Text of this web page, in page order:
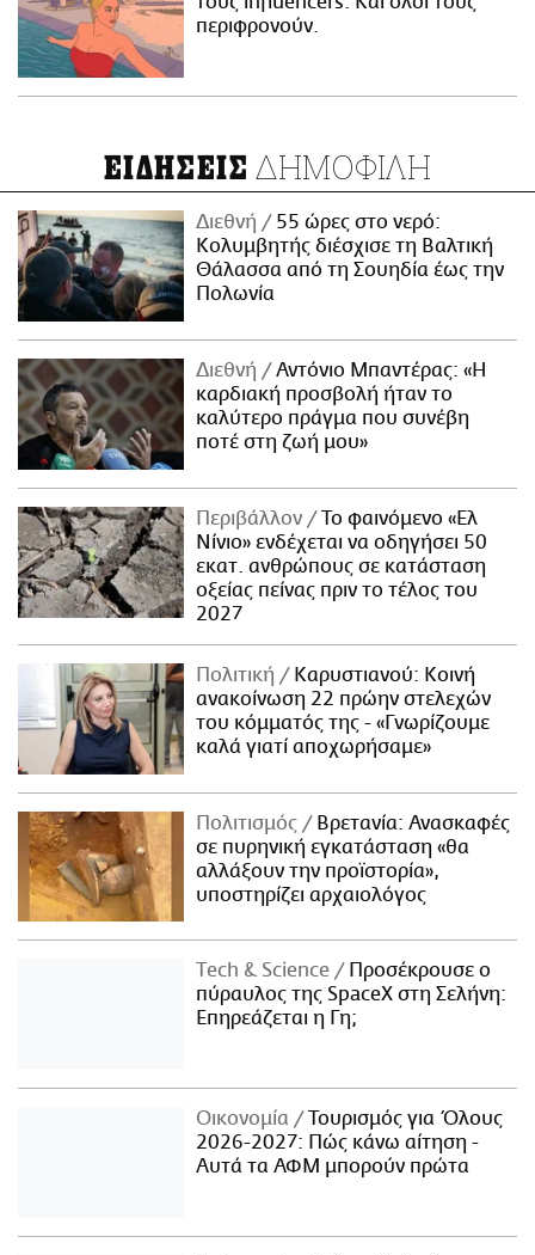
περιφρονούν.
ΕΙΔΗΣΕΙΣ ΔΗΜΟΦΙΛΗ
Διεθνή
55 ώρες στο νερό:
Κολυμβητής διέσχισε τη Βαλτική
Θάλασσα από τη Σουηδία έως την
Πολωνία
Διεθνή
Αντόνιο Μπαντέρας: «Η
καρδιακή προσβολή ήταν το
καλύτερο πράγμα που συνέβη
ποτέ στη ζωή μου»
Περιβάλλον
Το φαινόμενο «Ελ
Νίνιο» ενδέχεται να οδηγήσει 50
εκατ. ανθρώπους σε κατάσταση
οξείας πείνας πριν το τέλος του
2027
Πολιτική
Καρυστιανού: Κοινή
ανακοίνωση 22 πρώην στελεχών
του κόμματός της - «Γνωρίζουμε
καλά γιατί αποχωρήσαμε»
Πολιτισμός
Βρετανία: Ανασκαφές
σε πυρηνική εγκατάσταση «θα
αλλάξουν την προϊστορία»,
υποστηρίζει αρχαιολόγος
Τech & Science
Προσέκρουσε ο
πύραυλος της SpaceX στη Σελήνη:
Επηρεάζεται η Γη;
Οικονομία
Τουρισμός για Όλους
2026-2027: Πώς κάνω αίτηση -
Αυτά τα ΑΦΜ μπορούν πρώτα